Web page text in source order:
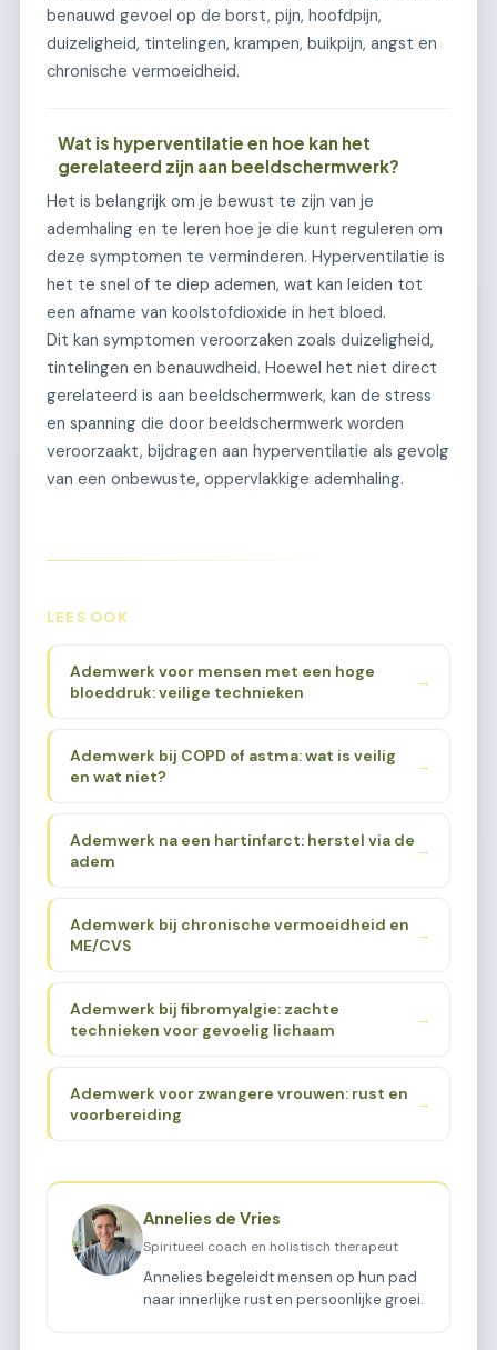
benauwd gevoel op de borst, pijn, hoofdpijn,
duizeligheid, tintelingen, krampen, buikpijn, angst en
chronische vermoeidheid.
Wat is hyperventilatie en hoe kan het
gerelateerd zijn aan beeldschermwerk?
Het is belangrijk om je bewust te zijn van je
ademhaling en te leren hoe je die kunt reguleren om
deze symptomen te verminderen. Hyperventilatie is
het te snel of te diep ademen, wat kan leiden tot
een afname van koolstofdioxide in het bloed.
Dit kan symptomen veroorzaken zoals duizeligheid,
tintelingen en benauwdheid. Hoewel het niet direct
gerelateerd is aan beeldschermwerk, kan de stress
en spanning die door beeldschermwerk worden
veroorzaakt, bijdragen aan hyperventilatie als gevolg
van een onbewuste, oppervlakkige ademhaling.
LEES OOK
Ademwerk voor mensen met een hoge
bloeddruk: veilige technieken
→
Ademwerk bij COPD of astma: wat is veilig
en wat niet?
→
Ademwerk na een hartinfarct: herstel via de
adem
→
Ademwerk bij chronische vermoeidheid en
ME/CVS
→
Ademwerk bij fibromyalgie: zachte
technieken voor gevoelig lichaam
→
Ademwerk voor zwangere vrouwen: rust en
voorbereiding
→
Annelies de Vries
Spiritueel coach en holistisch therapeut
Annelies begeleidt mensen op hun pad
naar innerlijke rust en persoonlijke groei.